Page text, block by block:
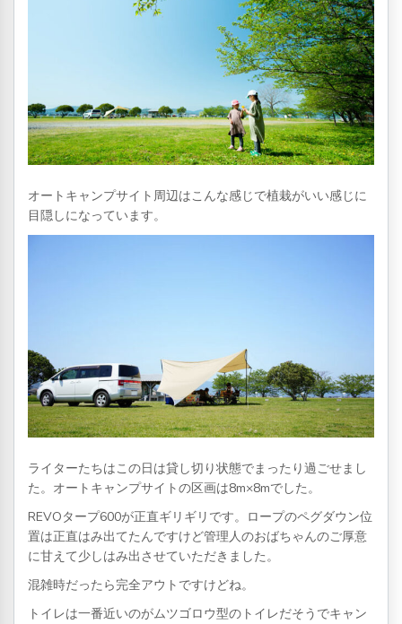
オートキャンプサイト周辺はこんな感じで植栽がいい感じに
目隠しになっています。
ライターたちはこの日は貸し切り状態でまったり過ごせまし
た。オートキャンプサイトの区画は8m×8mでした。
REVOタープ600が正直ギリギリです。ロープのペグダウン位
置は正直はみ出てたんですけど管理人のおばちゃんのご厚意
に甘えて少しはみ出させていただきました。
混雑時だったら完全アウトですけどね。
トイレは一番近いのがムツゴロウ型のトイレだそうでキャン